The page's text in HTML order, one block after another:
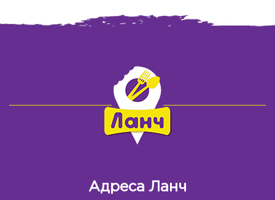
Адреса Ланч